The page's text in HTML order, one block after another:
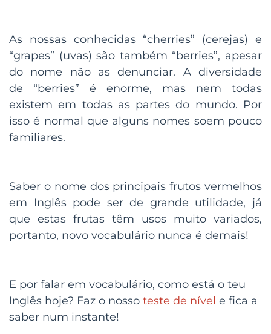
As nossas conhecidas “cherries” (cerejas) e
“grapes” (uvas) são também “berries”, apesar
do nome não as denunciar. A diversidade
de “berries” é enorme, mas nem todas
existem em todas as partes do mundo. Por
isso é normal que alguns nomes soem pouco
familiares.
Saber o nome dos principais frutos vermelhos
em Inglês pode ser de grande utilidade, já
que estas frutas têm usos muito variados,
portanto, novo vocabulário nunca é demais!
E por falar em vocabulário, como está o teu
Inglês hoje? Faz o nosso teste de nível e fica a
saber num instante!